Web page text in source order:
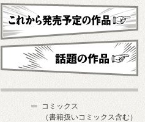
新刊・近刊
これから発売予定
コミックス
（書籍扱いコミックス含む）